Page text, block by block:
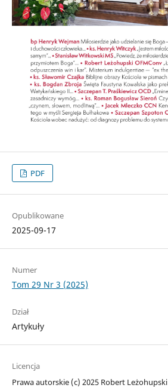
PDF
Opublikowane
2025-09-17
Numer
Tom 29 Nr 3 (2025)
Dział
Artykuły
Licencja
Prawa autorskie (c) 2025 Robert Leżohupski